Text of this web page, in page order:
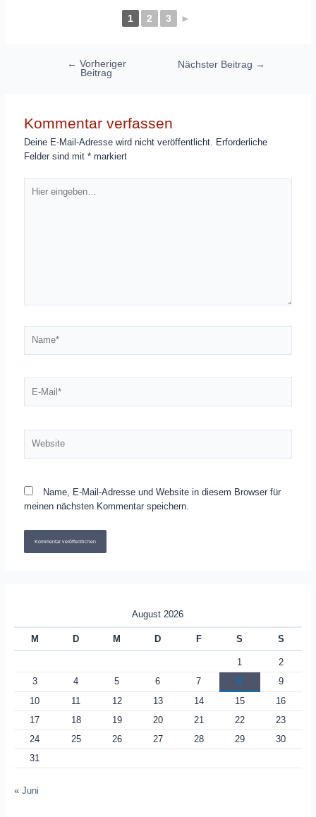
1 2 3 ►
Beitragsnavigation
← Vorheriger
Beitrag
Nächster Beitrag →
Kommentar verfassen
Deine E-Mail-Adresse wird nicht veröffentlicht. Erforderliche
Felder sind mit* markiert
eingeben…
Mail*
Name, E-Mail-Adresse und Website in diesem Browser für
meinen nächsten Kommentar speichern.
August 2026
M D M D F S S
1
2
3
4 5 6 7 8
9
10
11 12 13 14 15
16
17
18 19 20 21 22
23
24
25 26 27 28 29
30
31
« Juni